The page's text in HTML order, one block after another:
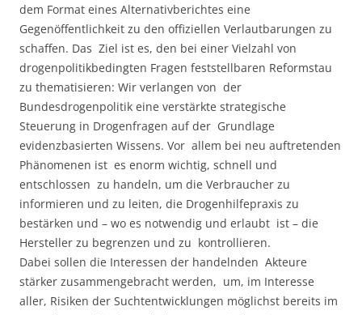
dem Format eines Alternativberichtes eine
Gegenöffentlichkeit zu den offiziellen Verlautbarungen zu
schaffen. Das Ziel ist es, den bei einer Vielzahl von
drogenpolitikbedingten Fragen feststellbaren Reformstau
zu thematisieren: Wir verlangen von der
Bundesdrogenpolitik eine verstärkte strategische
Steuerung in Drogenfragen auf der Grundlage
evidenzbasierten Wissens. Vor allem bei neu auftretenden
Phänomenen ist es enorm wichtig, schnell und
entschlossen zu handeln, um die Verbraucher zu
informieren und zu leiten, die Drogenhilfepraxis zu
bestärken und – wo es notwendig und erlaubt ist – die
Hersteller zu begrenzen und zu kontrollieren.
Dabei sollen die Interessen der handelnden Akteure
stärker zusammengebracht werden, um, im Interesse
aller, Risiken der Suchtentwicklungen möglichst bereits im